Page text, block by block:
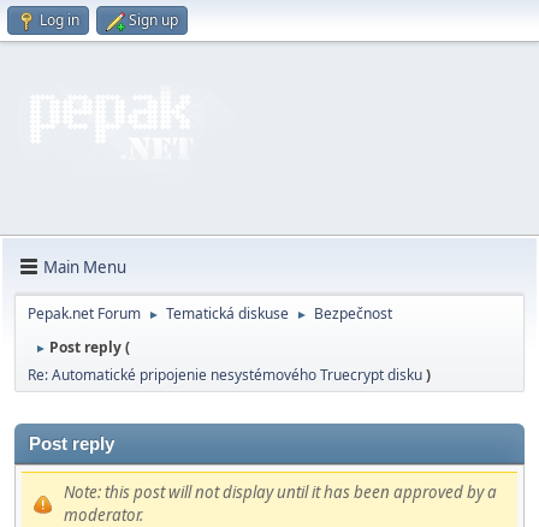
Log in Sign up
Main Menu
Pepak.net Forum ► Tematická diskuse ► Bezpečnost
► Post reply (
Re: Automatické pripojenie nesystémového Truecrypt disku)
Post reply
Note: this post will not display until it has been approved by a
moderator.